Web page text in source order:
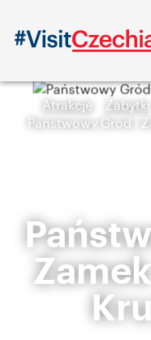
Atrakcje Zabytki
Państwowy Gród i